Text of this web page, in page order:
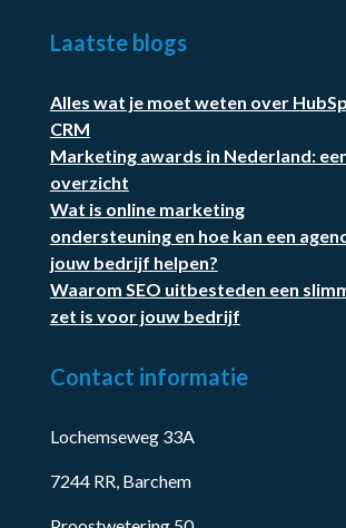
Laatste blogs
Alles wat je moet weten over
CRM
Marketing awards in Nederland:
overzicht
Wat is online marketing
ondersteuning en hoe kan een
jouw bedrijf helpen?
Waarom SEO uitbesteden een
zet is voor jouw bedrijf
Contact informatie
Lochemseweg 33A
7244 RR, Barchem